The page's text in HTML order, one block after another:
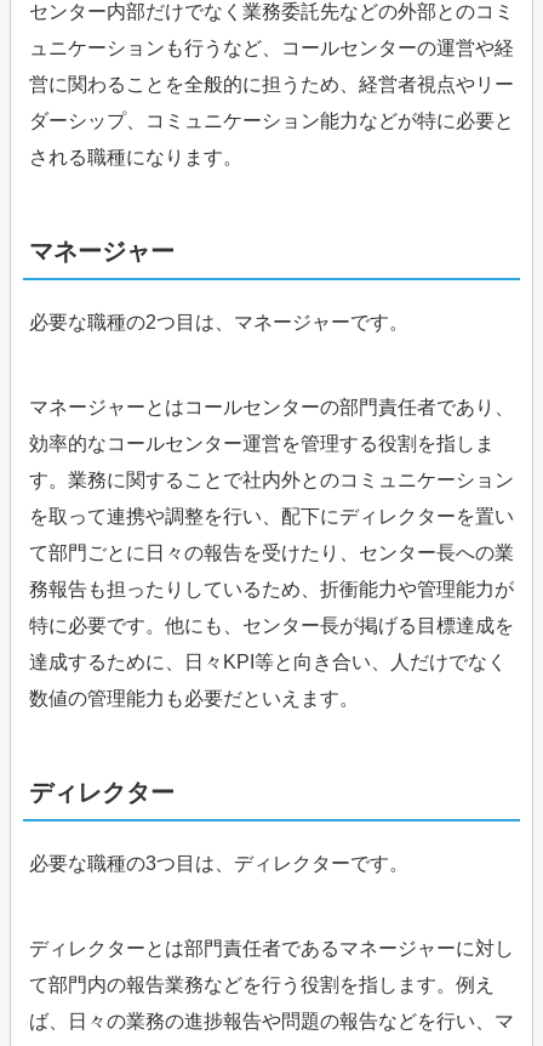
センター内部だけでなく業務委託先などの外部とのコミ
ュニケーションも行うなど、コールセンターの運営や経
営に関わることを全般的に担うため、経営者視点やリー
ダーシップ、コミュニケーション能力などが特に必要と
される職種になります。
マネージャー
必要な職種の2つ目は、マネージャーです。
マネージャーとはコールセンターの部門責任者であり、
効率的なコールセンター運営を管理する役割を指しま
す。業務に関することで社内外とのコミュニケーション
を取って連携や調整を行い、配下にディレクターを置い
て部門ごとに日々の報告を受けたり、センター長への業
務報告も担ったりしているため、折衝能力や管理能力が
特に必要です。他にも、センター長が掲げる目標達成を
達成するために、日々KPI等と向き合い、人だけでなく
数値の管理能力も必要だといえます。
ディレクター
必要な職種の3つ目は、ディレクターです。
ディレクターとは部門責任者であるマネージャーに対し
て部門内の報告業務などを行う役割を指します。例え
ば、日々の業務の進捗報告や問題の報告などを行い、マ